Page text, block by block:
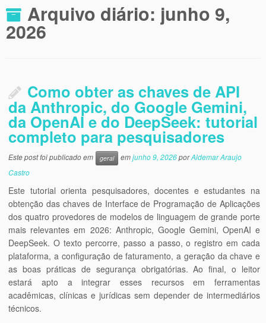
Arquivo diário: junho 9,
2026
Como obter as chaves de API
da Anthropic, do Google Gemini,
da OpenAI e do DeepSeek: tutorial
completo para pesquisadores
Este post foi publicado em geral emjunho 9, 2026porAldemar Araujo
Castro
Este tutorial orienta pesquisadores, docentes e estudantes na
obtenção das chaves de Interface de Programação de Aplicações
dos quatro provedores de modelos de linguagem de grande porte
mais relevantes em 2026: Anthropic, Google Gemini, OpenAI e
DeepSeek. O texto percorre, passo a passo, o registro em cada
plataforma, a configuração de faturamento, a geração da chave e
as boas práticas de segurança obrigatórias. Ao final, o leitor
estará apto a integrar esses recursos em ferramentas
acadêmicas, clínicas e jurídicas sem depender de intermediários
técnicos.